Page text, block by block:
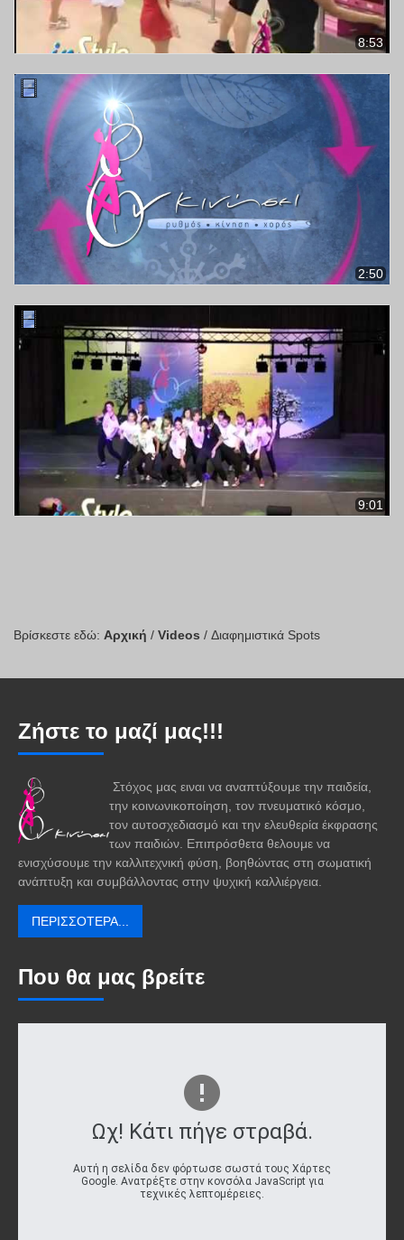
8:53
2:50
9:01
Βρίσκεστε εδώ: Αρχική / Videos / Διαφημιστικά Spots
Ζήστε το μαζί μας!!!
Στόχος μας ειναι να αναπτύξουμε την παιδεία,
την κοινωνικοποίηση, τον πνευματικό κόσμο,
τον αυτοσχεδιασμό και την ελευθερία έκφρασης
των παιδιών. Επιπρόσθετα θελουμε να
ενισχύσουμε την καλλιτεχνική φύση, βοηθώντας στη σωματική
ανάπτυξη και συμβάλλοντας στην ψυχική καλλιέργεια.
ΠΕΡΙΣΣΌΤΕΡΑ...
Που θα μας βρείτε
Ωχ! Κάτι πήγε στραβά.
Αυτή η σελίδα δεν φόρτωσε σωστά τους Χάρτες
Google. Ανατρέξτε στην κονσόλα JavaScript για
τεχνικές λεπτομέρειες.